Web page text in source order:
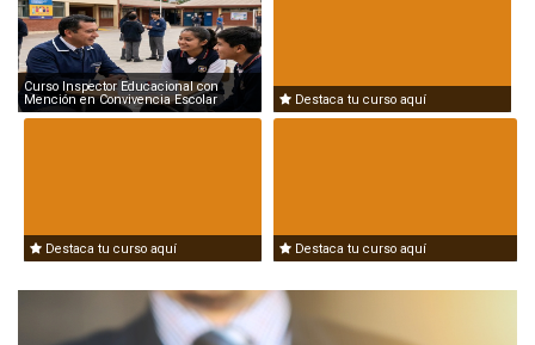
Curso Inspector Educacional con
Mención en Convivencia Escolar
Destaca tu curso aquí
Destaca tu curso aquí Destaca tu curso aquí